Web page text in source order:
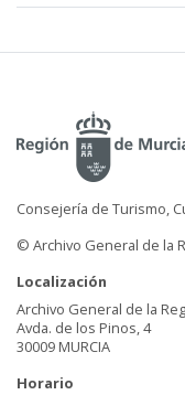
Consejería de Turismo,
© Archivo General de la
Localización
Archivo General de la
Avda. de los Pinos, 4
30009 MURCIA
Horario